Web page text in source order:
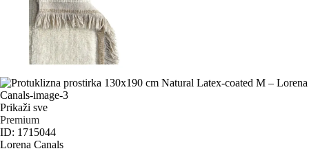
Prikaži sve
Premium
ID: 1715044
Lorena Canals